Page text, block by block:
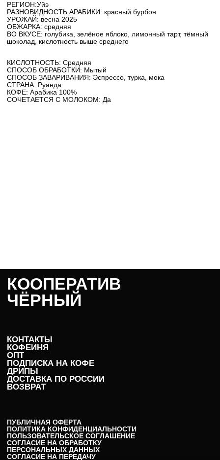
РЕГИОН:Уйэ
РАЗНОВИДНОСТЬ АРАБИКИ: красный бурбон
УРОЖАЙ: весна 2025
ОБЖАРКА: средняя
ВО ВКУСЕ: голубика, зелёное яблоко, лимонный тарт, тёмный
шоколад, кислотность выше среднего
КИСЛОТНОСТЬ: Средняя
СПОСОБ ОБРАБОТКИ: Мытый
СПОСОБ ЗАВАРИВАНИЯ: Эспрессо, турка, мока
СТРАНА: Руанда
КОФЕ: Арабика 100%
СОЧЕТАЕТСЯ С МОЛОКОМ: Да
КООПЕРАТИВ
ЧЁРНЫЙ
КОНТАКТЫ
КОФЕЙНЯ
ОПТ
ПОДПИСКА НА КОФЕ
ДРИПЫ
ДОСТАВКА ПО РОССИИ
ВОЗВРАТ
ПУБЛИЧНАЯ ОФЕРТА
ПОЛИТИКА КОНФИДЕНЦИАЛЬНОСТИ
ПОЛЬЗОВАТЕЛЬСКОЕ СОГЛАШЕНИЕ
СОГЛАСИЕ НА ОБРАБОТКУ
ПЕРСОНАЛЬНЫХ ДАННЫХ
СОГЛАСИЕ НА ПЕРЕДАЧУ